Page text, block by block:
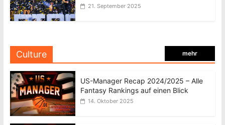
21. September 2025
Culture mehr
US-Manager Recap 2024/2025 – Alle
Fantasy Rankings auf einen Blick
14. Oktober 2025